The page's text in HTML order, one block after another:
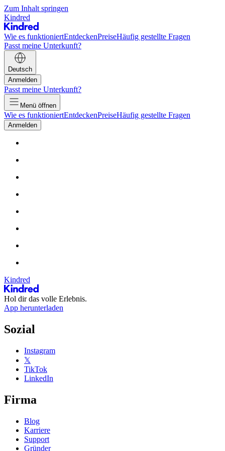
Zum Inhalt springen
Kindred
Wie es funktioniertEntdeckenPreiseHäufig gestellte Fragen
Passt meine Unterkunft?
Deutsch
Anmelden
Passt meine Unterkunft?
Menü öffnen
Wie es funktioniertEntdeckenPreiseHäufig gestellte Fragen
Anmelden
Kindred
Hol dir das volle Erlebnis.
App herunterladen
Sozial
Instagram
𝕏
TikTok
LinkedIn
Firma
Blog
Karriere
Support
Gründer